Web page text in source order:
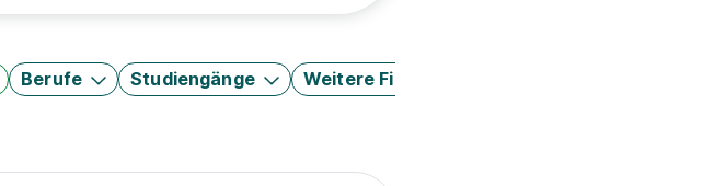
Berufe Studiengänge Weitere Filter